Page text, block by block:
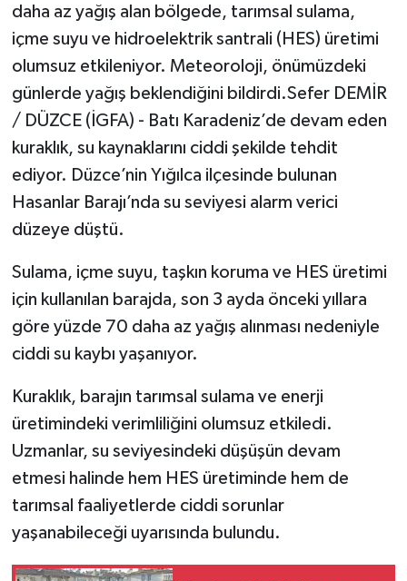
daha az yağış alan bölgede, tarımsal sulama,
içme suyu ve hidroelektrik santrali (HES) üretimi
olumsuz etkileniyor. Meteoroloji, önümüzdeki
günlerde yağış beklendiğini bildirdi.Sefer DEMİR
/ DÜZCE (İGFA) - Batı Karadeniz’de devam eden
kuraklık, su kaynaklarını ciddi şekilde tehdit
ediyor. Düzce’nin Yığılca ilçesinde bulunan
Hasanlar Barajı’nda su seviyesi alarm verici
düzeye düştü.
Sulama, içme suyu, taşkın koruma ve HES üretimi
için kullanılan barajda, son 3 ayda önceki yıllara
göre yüzde 70 daha az yağış alınması nedeniyle
ciddi su kaybı yaşanıyor.
Kuraklık, barajın tarımsal sulama ve enerji
üretimindeki verimliliğini olumsuz etkiledi.
Uzmanlar, su seviyesindeki düşüşün devam
etmesi halinde hem HES üretiminde hem de
tarımsal faaliyetlerde ciddi sorunlar
yaşanabileceği uyarısında bulundu.